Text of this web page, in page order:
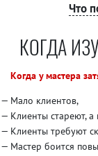
Что
КОГДА
Когда у мастера
Мало клиентов,
Клиенты стареют,
Клиенты требуют
Мастер боится